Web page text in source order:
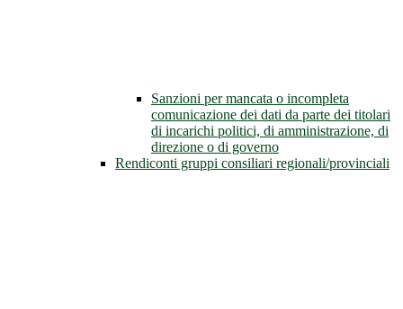
Sanzioni per mancata o incompleta
comunicazione dei dati da parte dei titolari
di incarichi politici, di amministrazione, di
direzione o di governo
Rendiconti gruppi consiliari regionali/provinciali